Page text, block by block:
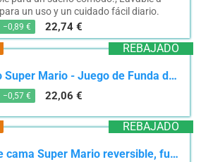
un uso y un cuidado fácil diario.
−0,89 € 22,74 €
REBAJADO
Nintendo Super Mario - Juego de Funda de edredón Oficial para Cama Individual, diseño Continuo,...
−0,57 € 22,06 €
REBAJADO
Juego de cama Super Mario reversible, funda nórdica de 140 x 200 cm y funda de almohada,...